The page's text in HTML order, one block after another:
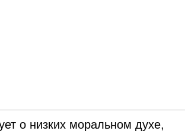
о низких моральном духе,